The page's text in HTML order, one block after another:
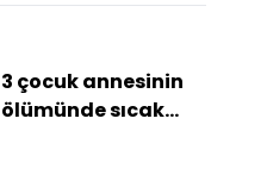
3 çocuk annesinin
ölümünde sıcak